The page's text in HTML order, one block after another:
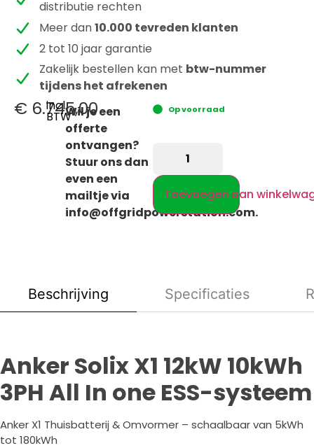
distributie rechten
Meer dan10.000 tevreden klanten
2 tot 10 jaar garantie
Zakelijk bestellen kan met btw-nummer
tijdens het afrekenen
€ 6.745,00
incl.
BTWWil je een
offerte
ontvangen?
Stuur ons dan
even een
mailtje via
info@offgridpowerstation.com.
Op voorraad
Toevoegen aan
Beschrijving Specificaties
Anker Solix X1 12kW 10kWh
3PH All In one ESS-systeem
Anker X1 Thuisbatterij & Omvormer – schaalbaar van 5kWh
tot 180kWh